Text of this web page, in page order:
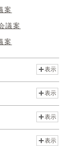
案
議案
案
表示
表示
表示
表示